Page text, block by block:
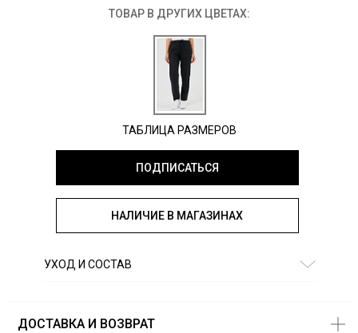
ТОВАР В ДРУГИХ ЦВЕТАХ:
ТАБЛИЦА РАЗМЕРОВ
ПОДПИСАТЬСЯ
НАЛИЧИЕ В МАГАЗИНАХ
УХОД И СОСТАВ
ДОСТАВКА И ВОЗВРАТ